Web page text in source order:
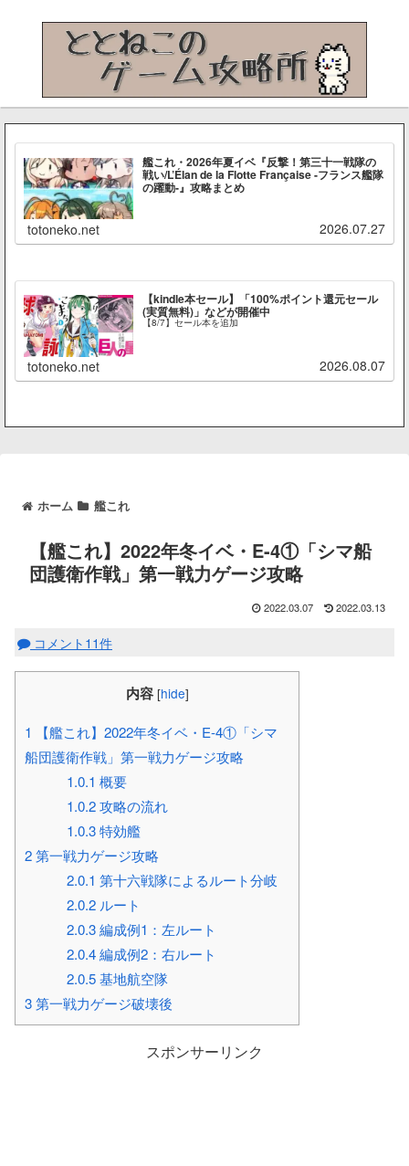
艦これ・2026年夏イベ『反撃！第三十一戦隊の
戦い/L’Élan de la Flotte Française -フランス艦隊
の躍動-』攻略まとめ
totoneko.net 2026.07.27
【kindle本セール】「100%ポイント還元セール
(実質無料)」などが開催中
【8/7】セール本を追加
totoneko.net 2026.08.07
ホーム 艦これ
【艦これ】2022年冬イベ・E-4①「シマ船
団護衛作戦」第一戦力ゲージ攻略
2022.03.07 2022.03.13
コメント11件
内容 [hide]
1 【艦これ】2022年冬イベ・E-4①「シマ
船団護衛作戦」第一戦力ゲージ攻略
1.0.1 概要
1.0.2攻略の流れ
1.0.3特効艦
2第一戦力ゲージ攻略
2.0.1 第十六戦隊によるルート分岐
2.0.2ルート
2.0.3編成例1：左ルート
2.0.4編成例2：右ルート
2.0.5基地航空隊
3第一戦力ゲージ破壊後
スポンサーリンク